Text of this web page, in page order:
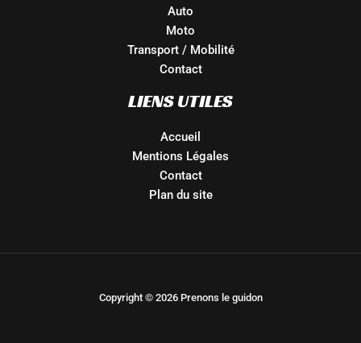
Auto
Moto
Transport / Mobilité
Contact
LIENS UTILES
Accueil
Mentions Légales
Contact
Plan du site
Copyright © 2026 Prenons le guidon